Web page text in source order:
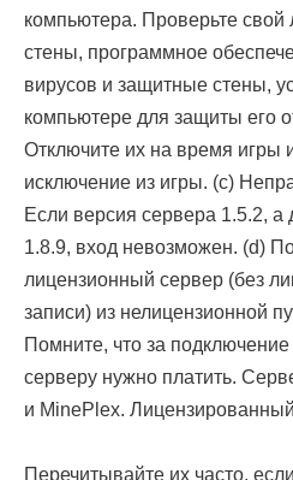
компьютера. Проверьте
стены, программное
вирусов и защитные стены,
компьютере для защиты его
Отключите их на время игры
исключение из игры. (c)
Если версия сервера 1.5.2, а
1.8.9, вход невозможен. (d)
лицензионный сервер (без
записи) из нелицензионной
Помните, что за
серверу нужно платить.
и MinePlex.
Перечитывайте их часто,